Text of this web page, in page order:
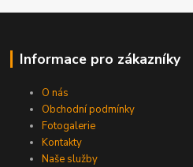
Informace pro zákazníky
O nás
Obchodní podmínky
Fotogalerie
Kontakty
Naše služby